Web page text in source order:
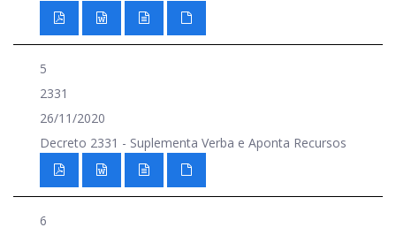
5
2331
26/11/2020
Decreto 2331 - Suplementa Verba e Aponta Recursos
6